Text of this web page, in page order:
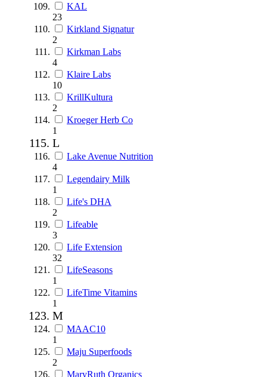
KAL
23
Kirkland Signatur
2
Kirkman Labs
4
Klaire Labs
10
KrillKultura
2
Kroeger Herb Co
1
L
Lake Avenue Nutrition
4
Legendairy Milk
1
Life's DHA
2
Lifeable
3
Life Extension
32
LifeSeasons
1
LifeTime Vitamins
1
M
MAAC10
1
Maju Superfoods
2
MaryRuth Organics